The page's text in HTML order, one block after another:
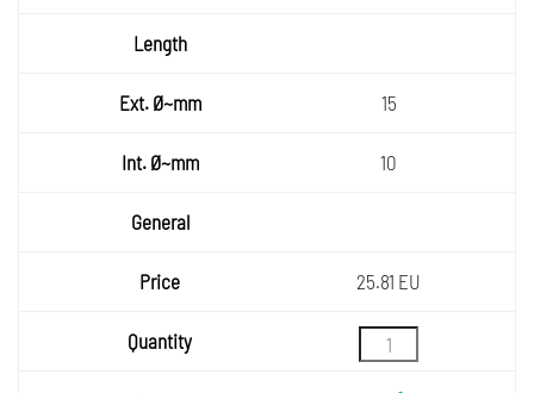
15
10
25.81 EU